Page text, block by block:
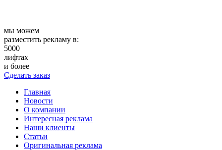
мы можем
разместить рекламу в:
5000
лифтах
и более
Сделать заказ
Главная
Новости
О компании
Интересная реклама
Наши клиенты
Статьи
Оригинальная реклама